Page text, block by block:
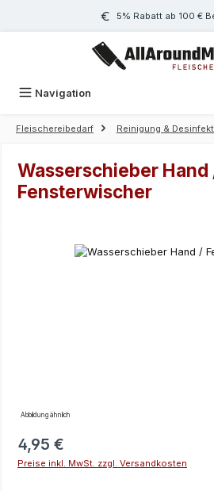
Zum Hauptinhalt springen5% Rabatt ab 100 €
Navigation
Fleischereibedarf Reinigung &
Wasserschieber Hand
Fensterwischer
Bildergalerie überspringen
Abbildung ähnlich
Regulärer Preis:
4,95 €
Preise inkl. MwSt. zzgl. Versandkosten